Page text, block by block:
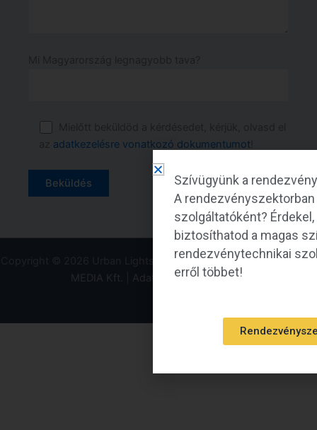
adatkezelésre vonatkozó dokumentumot!
Copyright © 2026 Urban Lights Zrt. |Weboldalfejlesztés AGATOS
MEDIA Kft.
Adatvédelmi nyilatkozat
Szívügyünk a
A
szolgáltatóként?
biztosíthatod a magas
rendezvénytechnikai
erről többet!